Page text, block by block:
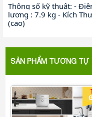
Thông số kỹ thuật: -
lượng : 7.9 kg - Kích
(cao)
SẢN PHẨM TƯƠNG TỰ